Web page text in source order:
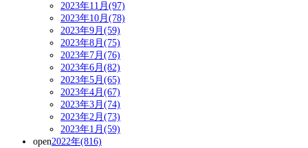
2023年11月(97)
2023年10月(78)
2023年9月(59)
2023年8月(75)
2023年7月(76)
2023年6月(82)
2023年5月(65)
2023年4月(67)
2023年3月(74)
2023年2月(73)
2023年1月(59)
open2022年(816)